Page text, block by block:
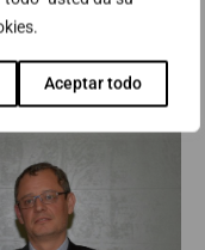
Aceptar todo
edición de los